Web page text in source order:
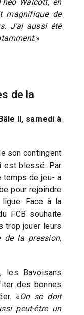
magnifique de
J’ai aussi été
»
de la
II, samedi à
son contingent
est blessé. Par
temps de jeu- a
pour rejoindre
Face à la
FCB souhaite
trop jouer leurs
de la pression,
les Bavoisans
des bonnes
«On se doit
peut-être un